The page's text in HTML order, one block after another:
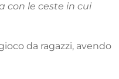
con le ceste in cui
da ragazzi, avendo